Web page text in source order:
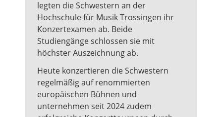
legten die Schwestern an der
Hochschule für Musik Trossingen ihr
Konzertexamen ab. Beide
Studiengänge schlossen sie mit
höchster Auszeichnung ab.
Heute konzertieren die Schwestern
regelmäßig auf renommierten
europäischen Bühnen und
unternehmen seit 2024 zudem